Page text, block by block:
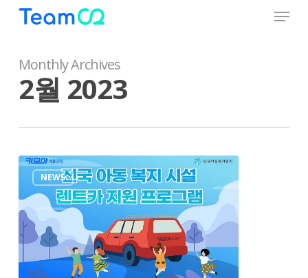
content
Menu
Monthly Archives
2월 2023
카
아,
아
동
지
NEWS